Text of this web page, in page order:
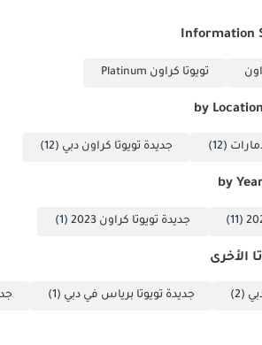
تويوتا كراون Platinum
(12) جديدة تويوتا كراون دبي (12)
(11) جديدة تويوتا كراون 2023 (1)
الأخرى
(2) جديدة تويوتا برياس في دبي (1)